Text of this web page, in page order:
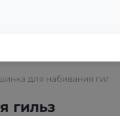
для набивания
гильз